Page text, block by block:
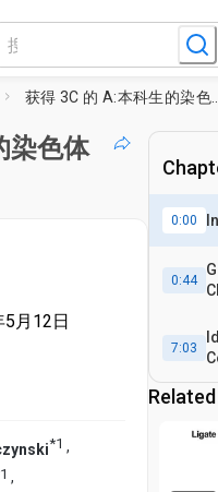
染色体
5月12日
*1 ,
1 ,
0:00
0:44
7:03